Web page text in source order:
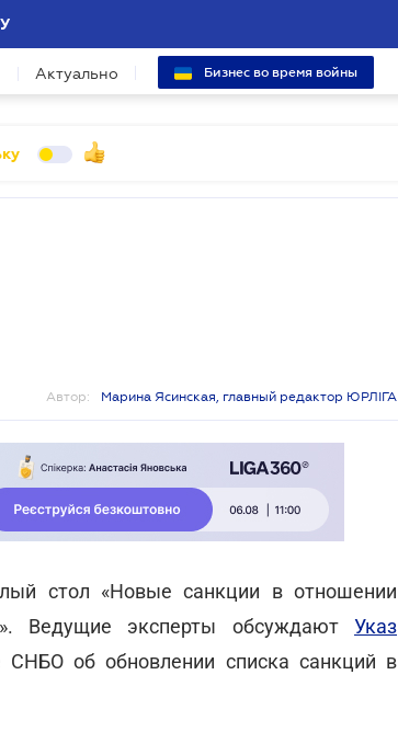
Актуально Бизнес во время войны
Автор: Марина Ясинская, главный редактор ЮРЛІГА
стол «Новые санкции в отношении
Ведущие эксперты обсуждают
Указ
об обновлении списка санкций в